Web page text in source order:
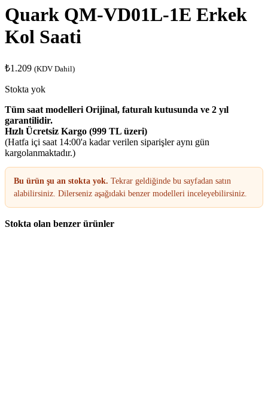
Quark QM-VD01L-1E Erkek
Kol Saati
₺1.209 (KDV Dahil)
Stokta yok
Tüm saat modelleri Orijinal, faturalı kutusunda ve 2 yıl
garantilidir.
Hızlı Ücretsiz Kargo (999 TL üzeri)
(Hatfa içi saat 14:00'a kadar verilen siparişler aynı gün
kargolanmaktadır.)
Bu ürün şu an stokta yok. Tekrar geldiğinde bu sayfadan satın
alabilirsiniz. Dilerseniz aşağıdaki benzer modelleri inceleyebilirsiniz.
Stokta olan benzer ürünler